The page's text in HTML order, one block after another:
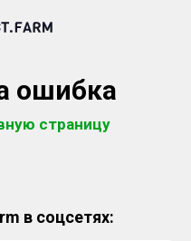
ошибка
страницу
в соцсетях: